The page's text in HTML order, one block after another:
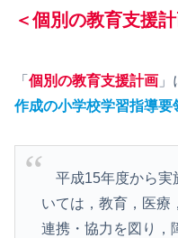
＜個別の教育支援
「 個別の教育支援計画
作成の小学校学習指導要
平成15年度から実
いては，教育，医療
連携・協力を図り，